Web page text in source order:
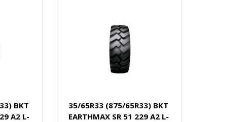
BKT
A2 L-
35/65R33 (875/65R33) BKT
EARTHMAX SR 51 229 A2 L-